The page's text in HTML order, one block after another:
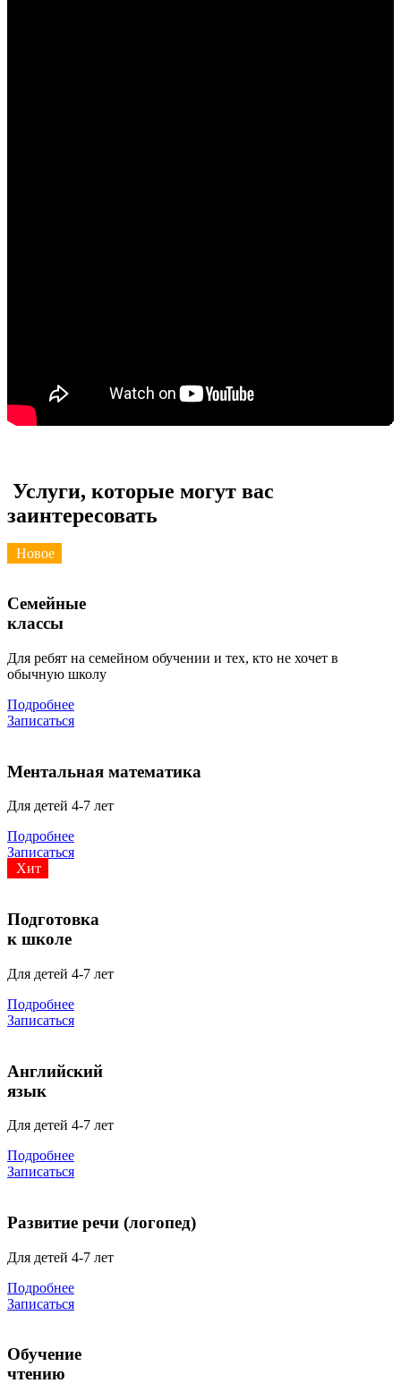
Услуги, которые могут вас
заинтересовать
Новое
Семейные
классы
Для ребят на семейном обучении и тех, кто не хочет в
обычную школу
Подробнее
Записаться
Ментальная математика
Для детей 4-7 лет
Подробнее
Записаться
Хит
Подготовка
к школе
Для детей 4-7 лет
Подробнее
Записаться
Английский
язык
Для детей 4-7 лет
Подробнее
Записаться
Развитие речи (логопед)
Для детей 4-7 лет
Подробнее
Записаться
Обучение
чтению